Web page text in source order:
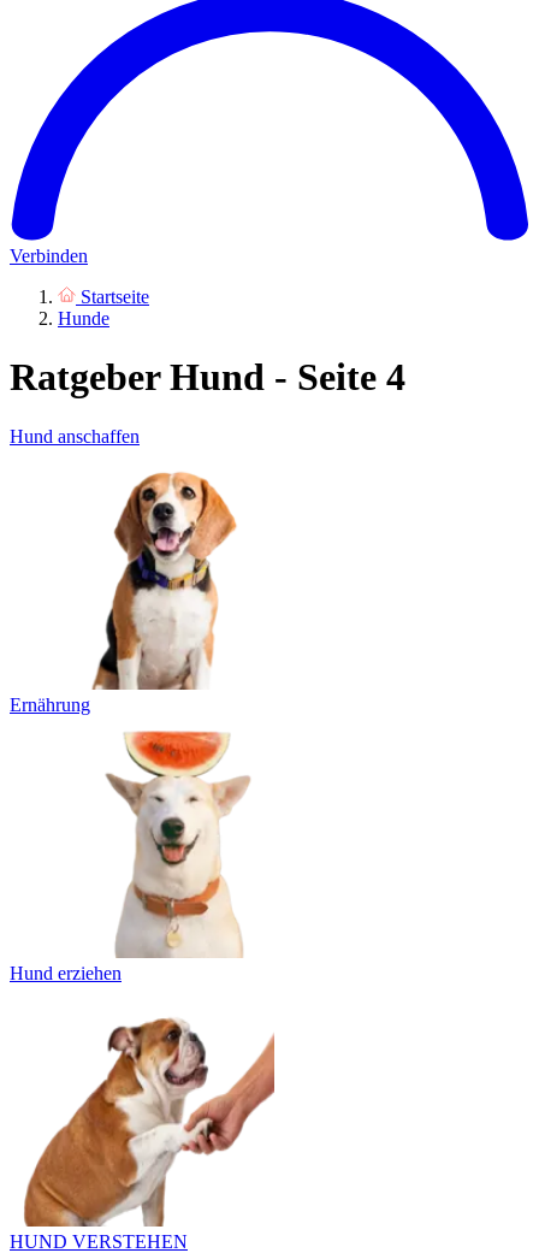
Verbinden
Startseite
Hunde
Ratgeber Hund - Seite 4
Hund anschaffen
Ernährung
Hund erziehen
HUND VERSTEHEN